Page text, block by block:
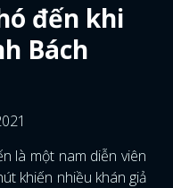
đến khi
Bách
là một nam diễn viên
khiến nhiều khán giả